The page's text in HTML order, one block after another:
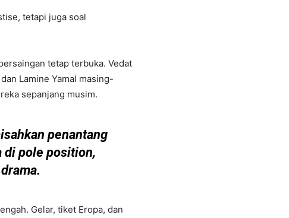
tetapi juga soal
tetap terbuka. Vedat
Lamine Yamal masing-
sepanjang musim.
penantang
di pole position,
Gelar, tiket Eropa, dan